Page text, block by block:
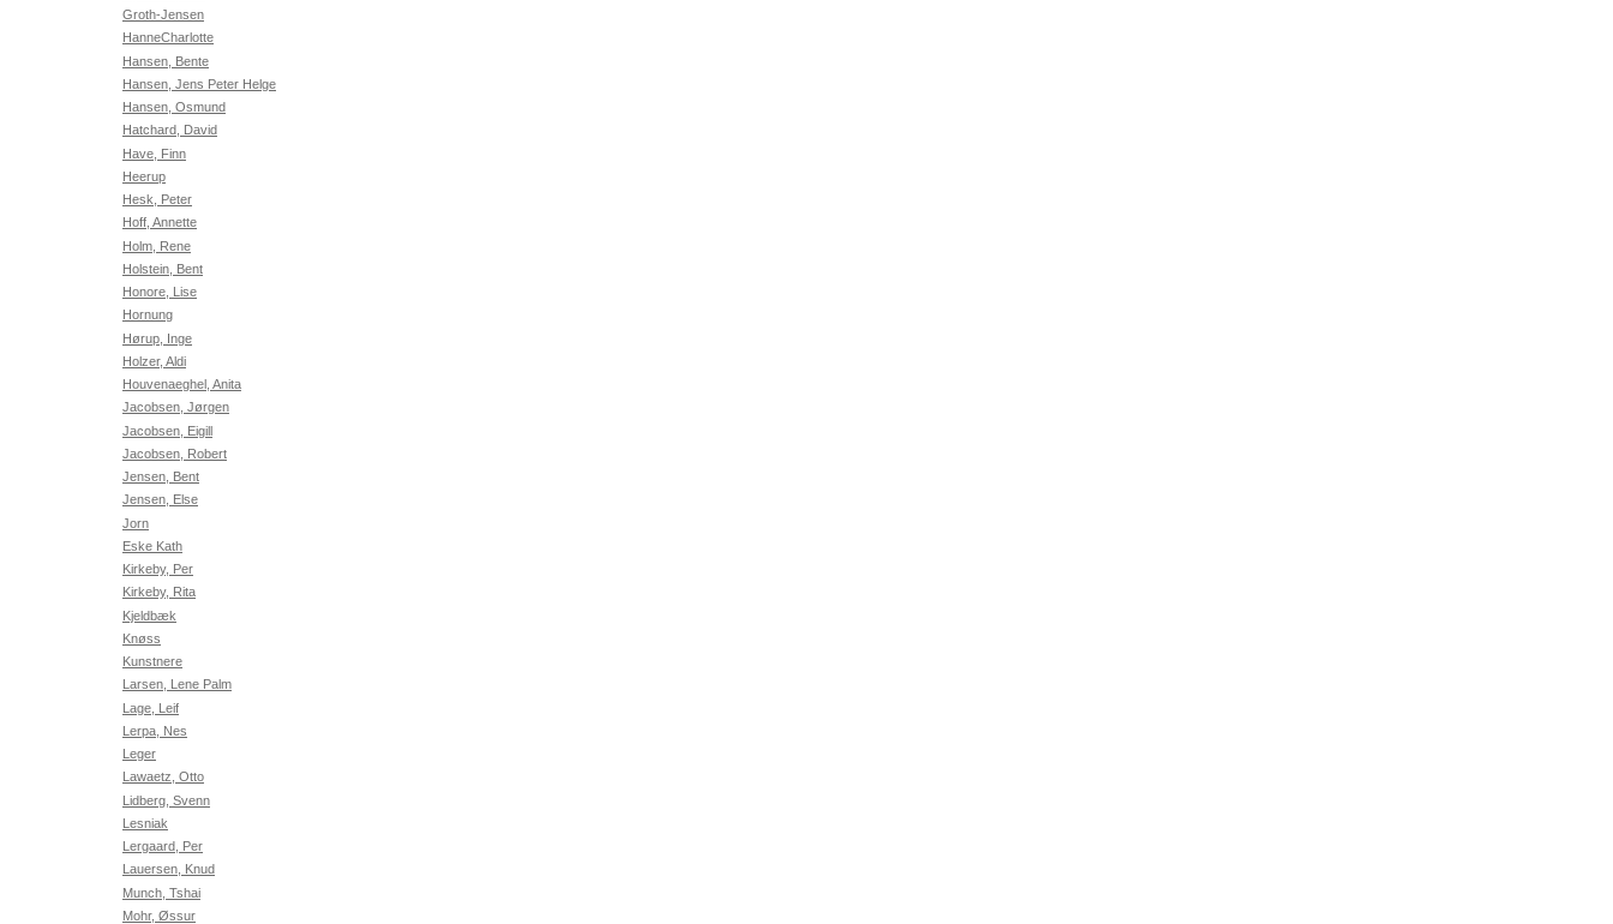
Groth-Jensen
HanneCharlotte
Hansen, Bente
Hansen, Jens Peter Helge
Hansen, Osmund
Hatchard, David
Have, Finn
Heerup
Hesk, Peter
Hoff, Annette
Holm, Rene
Holstein, Bent
Honore, Lise
Hornung
Hørup, Inge
Holzer, Aldi
Houvenaeghel, Anita
Jacobsen, Jørgen
Jacobsen, Eigill
Jacobsen, Robert
Jensen, Bent
Jensen, Else
Jorn
Eske Kath
Kirkeby, Per
Kirkeby, Rita
Kjeldbæk
Knøss
Kunstnere
Larsen, Lene Palm
Lage, Leif
Lerpa, Nes
Leger
Lawaetz, Otto
Lidberg, Svenn
Lesniak
Lergaard, Per
Lauersen, Knud
Munch, Tshai
Mohr, Øssur